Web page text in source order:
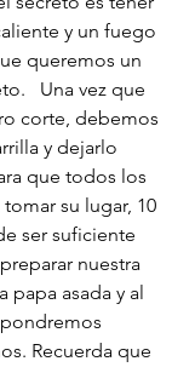
y un fuego
queremos un
Una vez que
corte, debemos
y dejarlo
que todos los
su lugar, 10
ser suficiente
nuestra
papa asada y al
Recuerda que